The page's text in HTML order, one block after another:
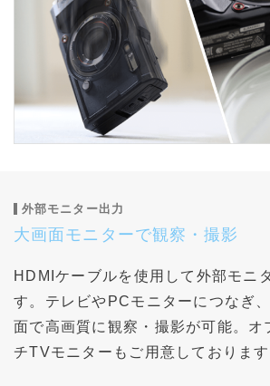
外部モニター出力
大画面モニターで観察・撮影
HDMIケーブルを使用して外部モニ
す。テレビやPCモニターにつなぎ
面で高画質に観察・撮影が可能。オ
チTVモニターもご用意しております